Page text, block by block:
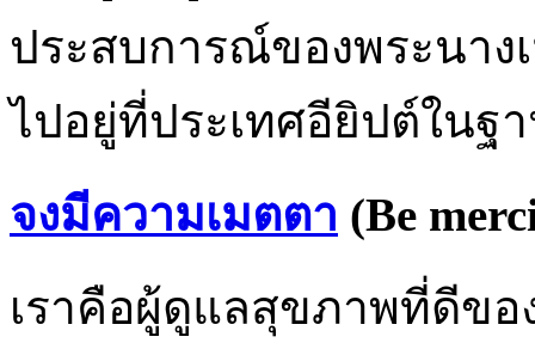
ประสบการณ์ของพระนาง
ไปอยู่ที่ประเทศอียิปต์ในฐ
จงมีความเมตตา (Be
เราคือผู้ดูแลสุขภาพที่ดีขอ